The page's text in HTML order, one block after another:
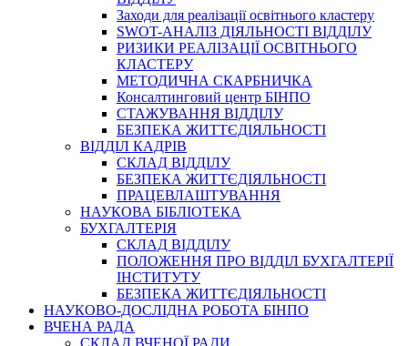
Заходи для реалізації освітнього кластеру
SWOT-АНАЛІЗ ДІЯЛЬНОСТІ ВІДДІЛУ
РИЗИКИ РЕАЛІЗАЦІЇ ОСВІТНЬОГО
КЛАСТЕРУ
МЕТОДИЧНА СКАРБНИЧКА
Консалтинговий центр БІНПО
СТАЖУВАННЯ ВІДДІЛУ
БЕЗПЕКА ЖИТТЄДІЯЛЬНОСТІ
ВІДДІЛ КАДРІВ
СКЛАД ВІДДІЛУ
БЕЗПЕКА ЖИТТЄДІЯЛЬНОСТІ
ПРАЦЕВЛАШТУВАННЯ
НАУКОВА БІБЛІОТЕКА
БУХГАЛТЕРІЯ
СКЛАД ВІДДІЛУ
ПОЛОЖЕННЯ ПРО ВІДДІЛ БУХГАЛТЕРІЇ
ІНСТИТУТУ
БЕЗПЕКА ЖИТТЄДІЯЛЬНОСТІ
НАУКОВО-ДОСЛІДНА РОБОТА БІНПО
ВЧЕНА РАДА
СКЛАД ВЧЕНОЇ РАДИ